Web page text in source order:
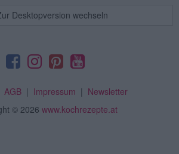
Desktopversion wechseln
AGB| Impressum | Newsletter
© 2026 www.kochrezepte.at